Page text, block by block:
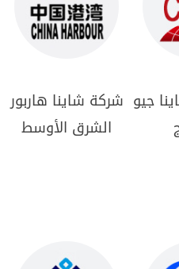
شركة شاينا هاربور
الشرق الأوسط
جيو